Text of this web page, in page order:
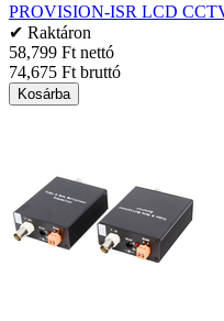
PROVISION-ISR LCD
✔ Raktáron
58,799 Ft nettó
74,675 Ft bruttó
Kosárba